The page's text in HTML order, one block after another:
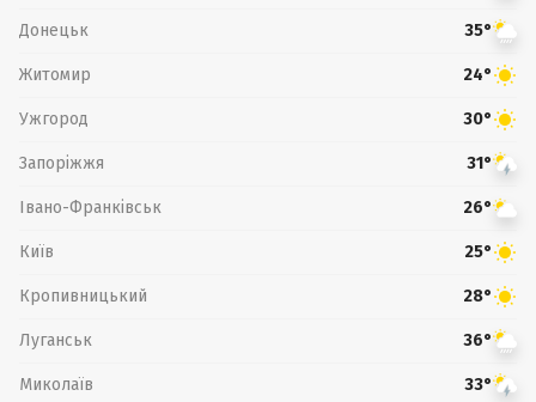
Донецьк 35°
Житомир 24°
Ужгород 30°
Запоріжжя 31°
Івано-Франківськ 26°
Київ 25°
Кропивницький 28°
Луганськ 36°
Миколаїв 33°